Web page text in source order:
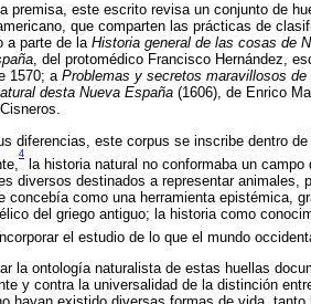
premisa, este escrito revisa un conjunto de
que comparten las prácticas de
a parte de laHistoria general de las cosas de
, del protomédico Francisco Hernández,
1570; a Problemas y secretos maravillosos de
desta Nueva España (1606), de Enrico
diferencias, este corpus se inscribe dentro
4
la historia natural no conformaba un
diversos destinados a representar
concebía como una herramienta epistémica,
del griego antiguo; la historia como
el estudio de lo que el mundo
la ontología naturalista de estas huellas
y contra la universalidad de la distinción